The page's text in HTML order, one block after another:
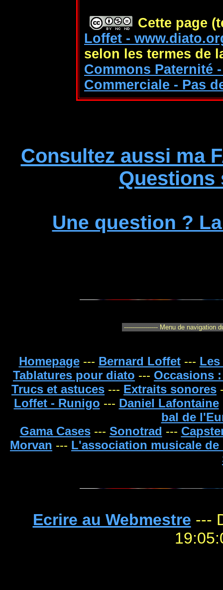
Cette page
Loffet -
selon les termes de
Commons Paternité
Commerciale - Pas
Consultez aussi ma
Questions
Une question ?
Homepage--- Bernard Loffet---
Tablatures pour diato --- Occasions
Trucs et astuces --- Extraits sonores
Loffet - Runigo --- Daniel Lafontaine
bal de
Gama Cases--- Sonotrad ---
Morvan --- L'association musicale de
Ecrire au Webmestre ---